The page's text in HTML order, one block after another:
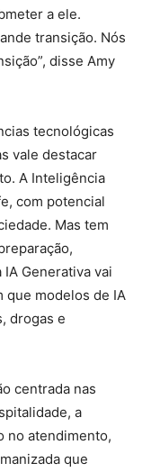
a ele.
transição. Nós
disse Amy
tecnológicas
vale destacar
A Inteligência
com potencial
Mas tem
Generativa vai
que modelos de IA
drogas e
centrada nas
a
no atendimento,
que